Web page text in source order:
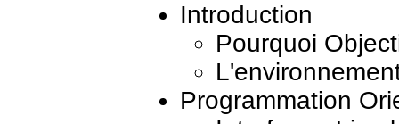
Introduction
Pourquoi
Programmation